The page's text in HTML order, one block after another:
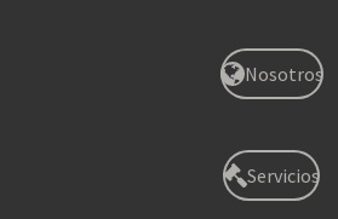
Nosotros
Servicios